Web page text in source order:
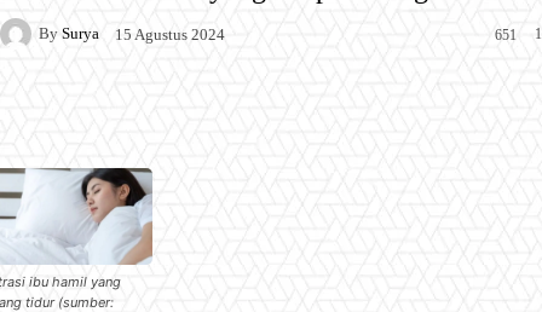
By Surya 15 Agustus 2024 1
651
ibu hamil yang
tidur (sumber: